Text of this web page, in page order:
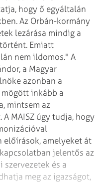
hogy ő egyáltalán
Az Orbán-kormány
lezárása mindig a
Emiatt
nem ildomos." A
a Magyar
azonban a
inkább a
mintsem az
MAISZ úgy tudja, hogy
előírások, amelyeket át
jelentős az
és a
meg az igazságot,